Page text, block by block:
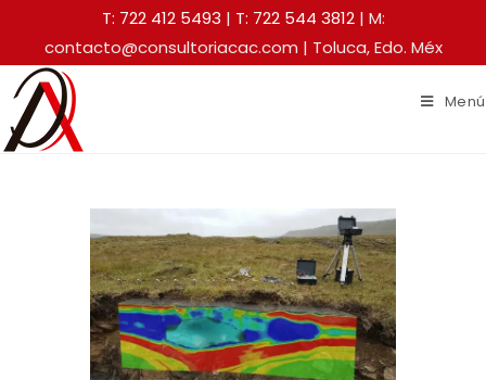
T: 722 412 5493 | T: 722 544 3812| M:
contacto@consultoriacac.com | Toluca, Edo. Méx
Menú